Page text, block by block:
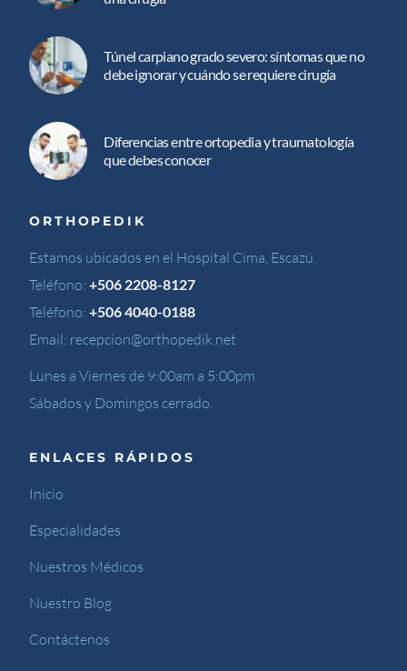
Túnel carpiano grado severo: síntomas que no
debe ignorar y cuándo se requiere cirugía
Diferencias entre ortopedia y traumatología
que debes conocer
ORTHOPEDIK
Estamos ubicados en el Hospital Cima, Escazú.
Teléfono:+506 2208-8127
Teléfono:+506 4040-0188
Email: recepcion@orthopedik.net
Lunes a Viernes de 9:00am a 5:00pm
Sábados y Domingos cerrado.
ENLACES RÁPIDOS
Inicio
Especialidades
Nuestros Médicos
Nuestro Blog
Contáctenos